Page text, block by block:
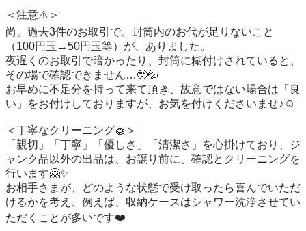
＜注意⚠️＞
尚、過去3件のお取引で、封筒内のお代が足りないこと
（100円玉→50円玉等）が、ありました。
夜遅くのお取引で暗かったり、封筒に糊付けされていると、
その場で確認できません…🥹💦
お早めに不足分を持って来て頂き、故意ではない場合は「良
い」をお付けしておりますが、お気を付けくださいませ♪☺️
＜丁寧なクリーニング🧽＞
「親切」「丁寧」「優しさ」「清潔さ」を心掛けており、ジ
ャンク品以外の出品は、お譲り前に、確認とクリーニングを
行います🤗✨
お相手さまが、どのような状態で受け取ったら喜んでいただ
けるかを考え、例えば、収納ケースはシャワー洗浄させてい
ただくことが多いです❤️